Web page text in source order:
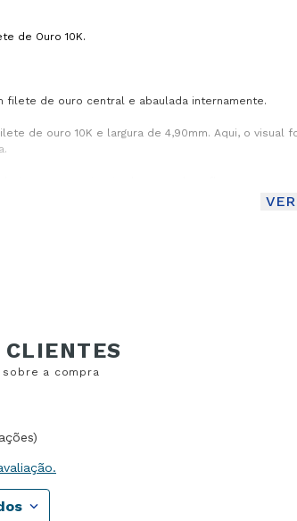
de Ouro 10K.
filete de ouro central e abaulada internamente.
de ouro 10K e largura de 4,90mm. Aqui, o
apenas decorativo, ele define a identidade da aliança.
essa estrutura cria presença mais firme. A peça não